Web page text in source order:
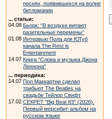
песнях, появившихся на волне
битломании
... статьи:
04.08 Бьорк: “В воздухе витают
разительные перемены”
01.08 Интервью Пола для ЮТуб
канала The Rest is
Entertainment
14.07 Книга "Слова и музыка Джона
Леннона"
... периодика:
14.07 Пол Маккартни сделал
трибьют The Beatles на
свадьбе Тейлор Свифт
17.02 СЕКРЕТ "Big Beat 83" (2026).
Первый мерсибит-альбом на
русском языке